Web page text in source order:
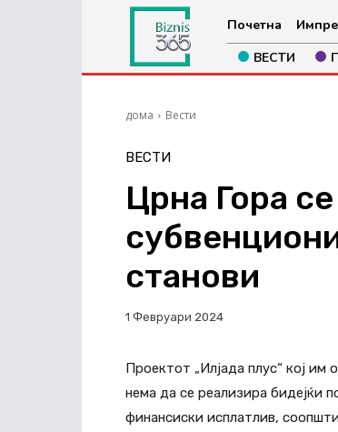
Почетна
ВЕСТИ
дома Вести
ВЕСТИ
Црна Гора
станови
1 Февруари 2024
Проектот „Илјада плус“ кој им
нема да се реализира бидејќи
финансиски исплатлив,